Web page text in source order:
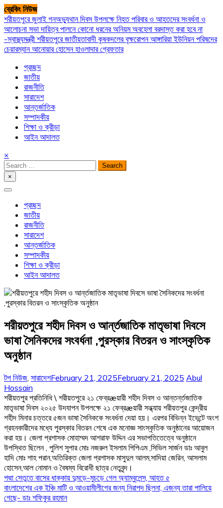
Skip
to
content
ব্রেকিং নিউজ
শরীয়তপুরে জুলাই গনঅভ্যুথান দিবস উপলক্ষে নিহত পরিবার ও আহতদের সংবর্ধনা ও
আলোচনা সভাদায়িত্ব পালনে কোনো ধরনের অনিয়ম অবহেলা বরদাস্ত করা হবে না
-স্বাস্থ্যমন্ত্রী শরীয়তপুরে জাতীয়তাবাদী কৃষকদলের বৃক্ষরোপনআঙ্গারিয়া ইউনিয়ন পরিষদের
চেয়ারম্যান আনোয়ার হোসেন হাওলাদার গ্রেফতার
প্রচ্ছদ
জাতীয়
রাজনীতি
সারাদেশ
আন্তর্জাতিক
সম্পাদকীয়
শিক্ষা ও ক্রীড়া
আইন আদালত
×
Search
for:
×
প্রচ্ছদ
জাতীয়
রাজনীতি
সারাদেশ
আন্তর্জাতিক
সম্পাদকীয়
শিক্ষা ও ক্রীড়া
আইন আদালত
শরীয়তপুরে শহীদ দিবস ও আর্ন্তজাতিক মাতৃভাষা দিবসে
ভাষা সৈনিকদের সংবর্ধনা ,পুরস্কার বিতরন ও সাংস্কৃতিক
অনুষ্ঠান
টপ নিউজ সারাদেশFebruary 21, 2025February 21, 2025 Abul
Hossain
শরীয়তপুর প্রতিনিধি \ শরীয়তপুরে ২১ ফেব্রæয়ারী শহীদ দিবস ও আন্তর্ন্তজাতিক
মাতৃভাষা দিবস ২০২৫ উদযাপন উপলক্ষে ২১ ফেব্রæয়ারী সন্ধ্যায় শরীয়তপুর কেন্দ্রীয়
শহীদ মিনার চত্তরে ৫জন ভাষা সৈনিককে সংবর্ধনা দেয়া হয়। এরপর বিভিন্ন ইভেন্টে অংশ
গ্রহনকারীদের মধ্যে পুরস্কার বিতরন শেষে এক মনোজ্ঞ সাংস্কৃতিক অনুষ্ঠানের আয়োজন
করা হয়। জেলা প্রশাসক মোহাম্মদ আশরাফ উদ্দিন এর সভাপতিতেত্বে অনুষ্ঠানে
উপস্থিত ছিলেন , পুলিশ সুপার মোঃ নজরুল ইসলাম পিপিএম ,সিভিল সার্জন ডাঃ আবুল
হাদি মোঃ শাহ পরান,অতিরিক্ত জেলা প্রশাসক মাসুদুল আলম,সাদিয়া জেরিন, আসলাম
হোসেন,আল নোমান ও বৈষম্য বিরোধী ছাত্র নেতৃবৃন্দ।
Post
navigation
পদ্মা সেতুতে বাসের ধাক্কায় দুমড়ে-মুচড়ে গেল অ্যাম্বুলেন্স, আহত ৫
বাংলাদেশের এক ইঞ্চি মাটি ও আওয়ামীলীগের জন্য নিরাপদ ছিলনা, এজন্য তারা পালিয়ে
গেছে- ডাঃ শফিকুর রহমান